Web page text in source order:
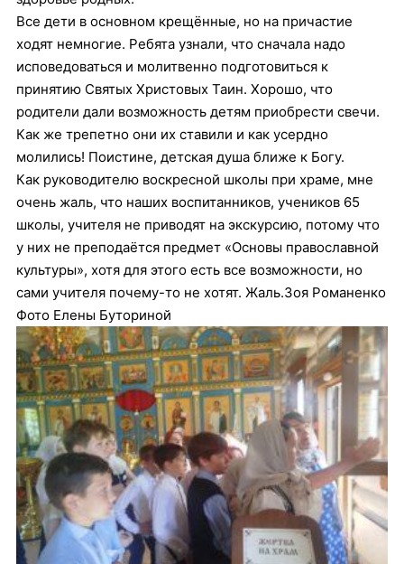
Все дети в основном крещённые, но на причастие
ходят немногие. Ребята узнали, что сначала надо
исповедоваться и молитвенно подготовиться к
принятию Святых Христовых Таин. Хорошо, что
родители дали возможность детям приобрести свечи.
Как же трепетно они их ставили и как усердно
молились! Поистине, детская душа ближе к Богу.
Как руководителю воскресной школы при храме, мне
очень жаль, что наших воспитанников, учеников 65
школы, учителя не приводят на экскурсию, потому что
у них не преподаётся предмет «Основы православной
культуры», хотя для этого есть все возможности, но
сами учителя почему-то не хотят. Жаль.Зоя Романенко
Фото Елены Буториной